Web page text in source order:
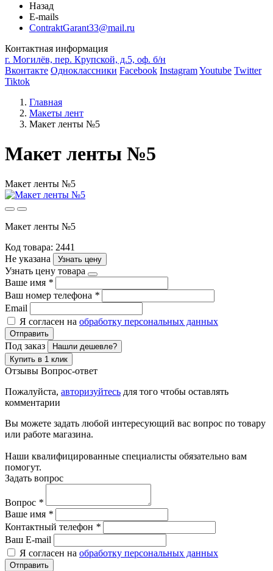
Назад
E-mails
ContraktGarant33@mail.ru
Контактная информация
г. Могилёв, пер. Крупской, д.5, оф. б/н
Вконтакте Одноклассники Facebook InstagramYoutube Twitter
Tiktok
Главная
Макеты лент
Макет ленты №5
Макет ленты №5
Макет ленты №5
Макет ленты №5
Код товара: 2441
Не указана
Узнать цену
Узнать цену товара
Ваше имя *
Ваш номер телефона *
Email
Я согласен на обработку персональных данных
Отправить
Под заказ
Нашли дешевле?
Купить в 1 клик
Отзывы Вопрос-ответ
Пожалуйста, авторизуйтесь для того чтобы оставлять
комментарии
Вы можете задать любой интересующий вас вопрос по товару
или работе магазина.
Наши квалифицированные специалисты обязательно вам
помогут.
Задать вопрос
Вопрос *
Ваше имя *
Контактный телефон *
Ваш E-mail
Я согласен на обработку персональных данных
Отправить